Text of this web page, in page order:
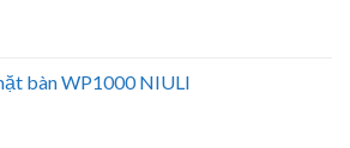
bàn WP1000 NIULI